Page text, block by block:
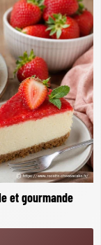
et gourmande